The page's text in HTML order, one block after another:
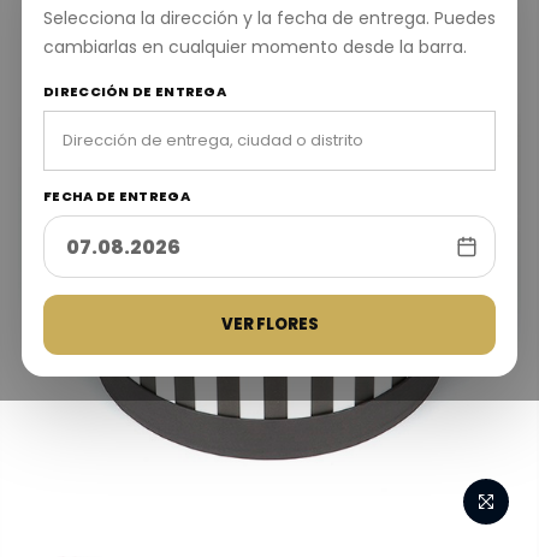
Selecciona la dirección y la fecha de entrega. Puedes
cambiarlas en cualquier momento desde la barra.
DIRECCIÓN DE ENTREGA
FECHA DE ENTREGA
VER FLORES